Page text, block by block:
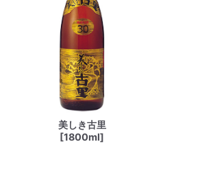
美しき古里
[1800ml]